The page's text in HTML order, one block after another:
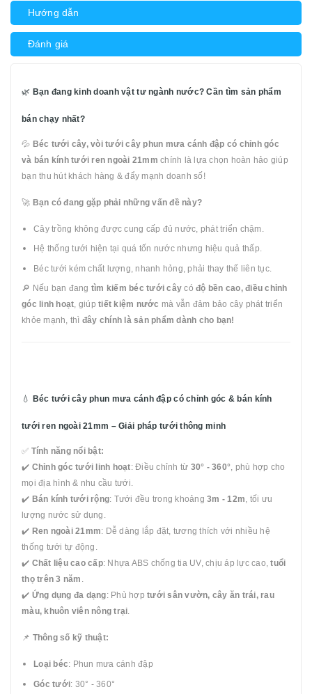
Hướng dẫn
Đánh giá
🌿 Bạn đang kinh doanh vật tư ngành nước? Cần tìm sản phẩm
bán chạy nhất?
💦 Béc tưới cây, vòi tưới cây phun mưa cánh đập có chỉnh góc
và bán kính tưới ren ngoài 21mm chính là lựa chọn hoàn hảo giúp
bạn thu hút khách hàng & đẩy mạnh doanh số!
🚀 Bạn có đang gặp phải những vấn đề này?
Cây trồng không được cung cấp đủ nước, phát triển chậm.
Hệ thống tưới hiện tại quá tốn nước nhưng hiệu quả thấp.
Béc tưới kém chất lượng, nhanh hỏng, phải thay thế liên tục.
🔎 Nếu bạn đang tìm kiếm béc tưới cây có độ bền cao, điều chỉnh
góc linh hoạt, giúp tiết kiệm nước mà vẫn đảm bảo cây phát triển
khỏe mạnh, thì đây chính là sản phẩm dành cho bạn!
💧 Béc tưới cây phun mưa cánh đập có chỉnh góc & bán kính
tưới ren ngoài 21mm – Giải pháp tưới thông minh
✅ Tính năng nổi bật:
✔️ Chỉnh góc tưới linh hoạt: Điều chỉnh từ 30° - 360°, phù hợp cho
mọi địa hình & nhu cầu tưới.
✔️ Bán kính tưới rộng: Tưới đều trong khoảng 3m - 12m, tối ưu
lượng nước sử dụng.
✔️ Ren ngoài 21mm: Dễ dàng lắp đặt, tương thích với nhiều hệ
thống tưới tự động.
✔️ Chất liệu cao cấp: Nhựa ABS chống tia UV, chịu áp lực cao,tuổi
thọ trên 3 năm .
✔️ Ứng dụng đa dạng: Phù hợp tưới sân vườn, cây ăn trái, rau
màu, khuôn viên nông trại.
📌 Thông số kỹ thuật:
Loại béc: Phun mưa cánh đập
Góc tưới: 30° - 360°